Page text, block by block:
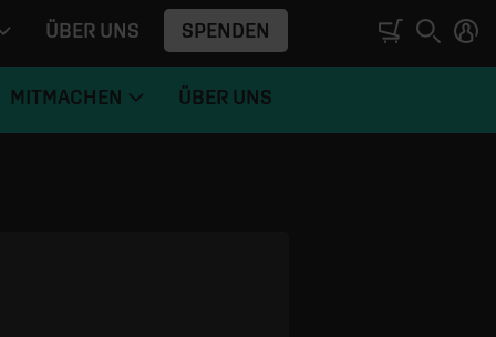
ÜBER UNS SPENDEN
MITMACHEN ÜBER UNS